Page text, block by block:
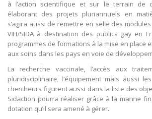
à l’action scientifique et sur le terrain de
élaborant des projets pluriannuels en
s’agira aussi de remettre en selle des
VIH/SIDA à destination des publics gay en
programmes de formations à la mise en place
aux soins dans les pays en voie de
La recherche vaccinale, l’accès aux
pluridisciplinaire, l’équipement mais aussi
chercheurs figurent aussi dans la liste des
Sidaction pourra réaliser grâce à la manne
dotation qu’il sera amené à gérer.